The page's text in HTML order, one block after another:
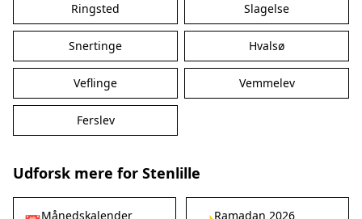
Ringsted Slagelse
Snertinge Hvalsø
Veflinge Vemmelev
Ferslev
Udforsk mere for Stenlille
Månedskalender Ramadan 2026